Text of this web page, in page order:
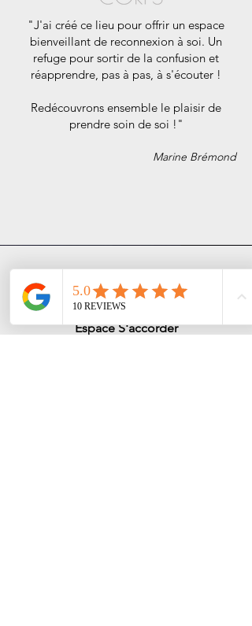
"J'ai créé ce lieu pour offrir un espace
bienveillant de reconnexion à soi. Un
refuge pour sortir de la confusion et
réapprendre, pas à pas, à s'écouter !
Redécouvrons ensemble le plaisir de
prendre soin de soi !"
Marine Brémond
Adresses
EspaceS'accorder